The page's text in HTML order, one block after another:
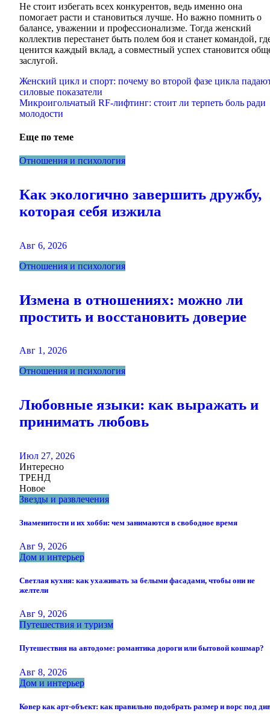
Не стоит избегать всех конкурентов, ведь именно она
помогает расти и становиться лучше. Но важно помнить о
балансе, уважении и профессионализме. Тогда женский
коллектив перестанет быть полем боя и станет командой,
ценится каждый вклад, а совместный успех становится
заслугой.
Навигация
по
записям
Женский цикл и спорт: почему во второй фазе цикла
силовые показатели
Микроигольчатый RF-лифтинг: стоит ли терпеть боль ради
молодости
Еще по теме
Отношения и психология
Как экологично завершить дружбу,
которая себя изжила
Авг 6, 2026
Отношения и психология
Измена в отношениях: можно ли
простить и восстановить доверие
Авг 1, 2026
Отношения и психология
Любовные языки: как выражать и
принимать любовь
Июл 27, 2026
Интересно
ТРЕНД
Новое
Звезды и развлечения
Знаменитости и их хобби: чем занимаются в свободное время
Авг 9, 2026
Дом и интерьер
Светлая кухня: как ухаживать за белыми фасадами, чтобы они не
желтели
Авг 9, 2026
Путешествия и туризм
Путешествия на автодоме: романтика дороги или бытовой кошмар?
Авг 8, 2026
Дом и интерьер
Ковер как арт-объект: как правильно подобрать размер и ворс под